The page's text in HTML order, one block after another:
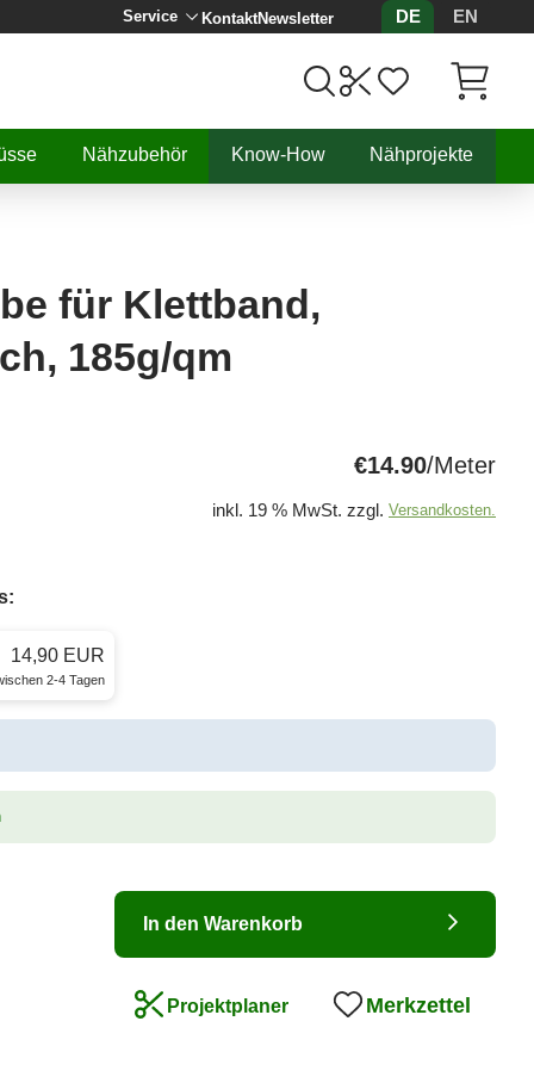
Service KontaktNewsletter DE
EN
Nähzubehör Know-How Nähprojekte
für Klettband,
185g/qm
€14.90/Meter
inkl. 19 % MwSt. zzgl. Versandkosten.
14,90 EUR
2-4 Tagen
In den Warenkorb
Projektplaner Merkzettel